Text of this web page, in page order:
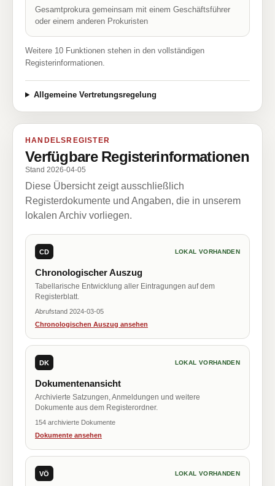
Gesamtprokura gemeinsam mit einem Geschäftsführer
oder einem anderen Prokuristen
Weitere 10 Funktionen stehen in den vollständigen
Registerinformationen.
Allgemeine Vertretungsregelung
HANDELSREGISTER
Verfügbare Registerinformationen
Stand 2026-04-05
Diese Übersicht zeigt ausschließlich
Registerdokumente und Angaben, die in unserem
lokalen Archiv vorliegen.
CD LOKAL VORHANDEN
Chronologischer Auszug
Tabellarische Entwicklung aller Eintragungen auf dem
Registerblatt.
Abrufstand 2024-03-05
Chronologischen Auszug ansehen
DK LOKAL VORHANDEN
Dokumentenansicht
Archivierte Satzungen, Anmeldungen und weitere
Dokumente aus dem Registerordner.
154 archivierte Dokumente
Dokumente ansehen
VÖ LOKAL VORHANDEN